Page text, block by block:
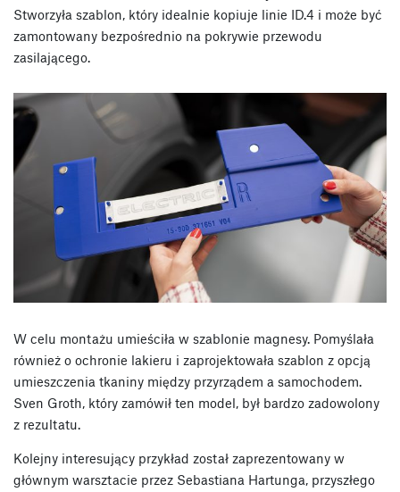
Stworzyła szablon, który idealnie kopiuje linie ID.4 i może być
zamontowany bezpośrednio na pokrywie przewodu
zasilającego.
W celu montażu umieściła w szablonie magnesy. Pomyślała
również o ochronie lakieru i zaprojektowała szablon z opcją
umieszczenia tkaniny między przyrządem a samochodem.
Sven Groth, który zamówił ten model, był bardzo zadowolony
z rezultatu.
Kolejny interesujący przykład został zaprezentowany w
głównym warsztacie przez Sebastiana Hartunga, przyszłego